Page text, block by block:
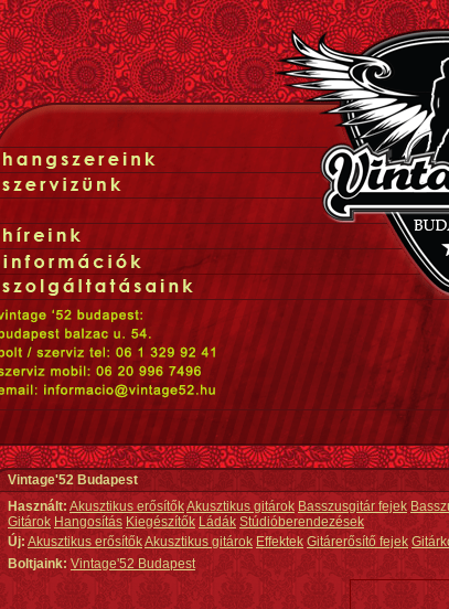
Vintage'52 Budapest
Használt: Akusztikus erősítőkAkusztikus gitárok Basszusgitár fejek
Gitárok Hangosítás Kiegészítők Ládák Stúdióberendezések
Új:Akusztikus erősítőkAkusztikus gitárok Effektek Gitárerősítő fejek
Boltjaink: Vintage'52 Budapest